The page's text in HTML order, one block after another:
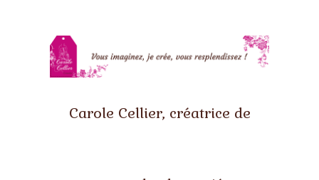
Carole Cellier, créatrice de